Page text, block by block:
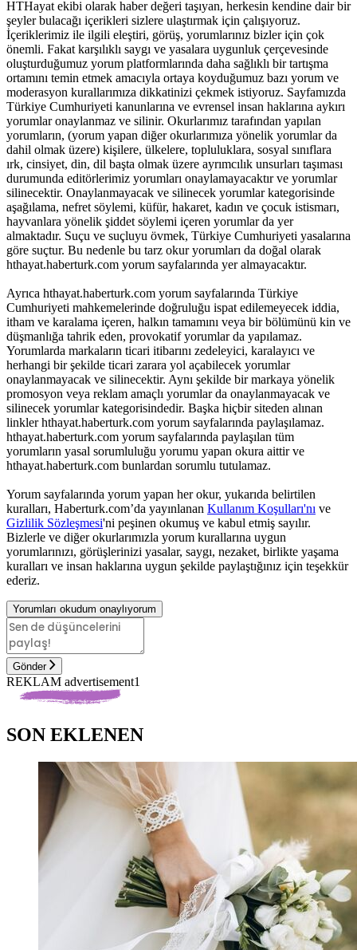
HTHayat ekibi olarak haber değeri taşıyan, herkesin kendine dair bir
şeyler bulacağı içerikleri sizlere ulaştırmak için çalışıyoruz.
İçeriklerimiz ile ilgili eleştiri, görüş, yorumlarınız bizler için çok
önemli. Fakat karşılıklı saygı ve yasalara uygunluk çerçevesinde
oluşturduğumuz yorum platformlarında daha sağlıklı bir tartışma
ortamını temin etmek amacıyla ortaya koyduğumuz bazı yorum ve
moderasyon kurallarımıza dikkatinizi çekmek istiyoruz. Sayfamızda
Türkiye Cumhuriyeti kanunlarına ve evrensel insan haklarına aykırı
yorumlar onaylanmaz ve silinir. Okurlarımız tarafından yapılan
yorumların, (yorum yapan diğer okurlarımıza yönelik yorumlar da
dahil olmak üzere) kişilere, ülkelere, topluluklara, sosyal sınıflara
ırk, cinsiyet, din, dil başta olmak üzere ayrımcılık unsurları taşıması
durumunda editörlerimiz yorumları onaylamayacaktır ve yorumlar
silinecektir. Onaylanmayacak ve silinecek yorumlar kategorisinde
aşağılama, nefret söylemi, küfür, hakaret, kadın ve çocuk istismarı,
hayvanlara yönelik şiddet söylemi içeren yorumlar da yer
almaktadır. Suçu ve suçluyu övmek, Türkiye Cumhuriyeti yasalarına
göre suçtur. Bu nedenle bu tarz okur yorumları da doğal olarak
hthayat.haberturk.com yorum sayfalarında yer almayacaktır.
Ayrıca hthayat.haberturk.com yorum sayfalarında Türkiye
Cumhuriyeti mahkemelerinde doğruluğu ispat edilemeyecek iddia,
itham ve karalama içeren, halkın tamamını veya bir bölümünü kin ve
düşmanlığa tahrik eden, provokatif yorumlar da yapılamaz.
Yorumlarda markaların ticari itibarını zedeleyici, karalayıcı ve
herhangi bir şekilde ticari zarara yol açabilecek yorumlar
onaylanmayacak ve silinecektir. Aynı şekilde bir markaya yönelik
promosyon veya reklam amaçlı yorumlar da onaylanmayacak ve
silinecek yorumlar kategorisindedir. Başka hiçbir siteden alınan
linkler hthayat.haberturk.com yorum sayfalarında paylaşılamaz.
hthayat.haberturk.com yorum sayfalarında paylaşılan tüm
yorumların yasal sorumluluğu yorumu yapan okura aittir ve
hthayat.haberturk.com bunlardan sorumlu tutulamaz.
Yorum sayfalarında yorum yapan her okur, yukarıda belirtilen
kuralları, Haberturk.com’da yayınlanan Kullanım Koşulları'nı ve
Gizlilik Sözleşmesi'ni peşinen okumuş ve kabul etmiş sayılır.
Bizlerle ve diğer okurlarımızla yorum kurallarına uygun
yorumlarınızı, görüşlerinizi yasalar, saygı, nezaket, birlikte yaşama
kuralları ve insan haklarına uygun şekilde paylaştığınız için teşekkür
ederiz.
Yorumları okudum onaylıyorum
Gönder
REKLAM advertisement1
SON EKLENEN